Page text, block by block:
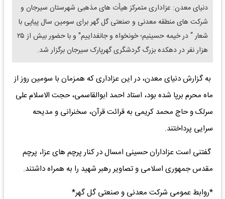
دنیای معدن: عزاداری متمرکز هیأت های مذهبی شهرستان سیرجان و
شرکت های منطقه معدنی و صنعتی گل گهر برای سومین سال پیاپی با
شعار “ در خیمه حسینیم؛ خونخواه و جانفداییم" و با حضور بیش از ۲۵
هزار نفر در دهکده بزرگ گردشگری گهرپارک سیرجان برگزار شد.
به گزارش دنیای معدن، در این عزاداری که همزمان با سومین روز از
ماه محرم برپا شده بود، استاد احمد ابوالقاسمی، حجت الاسلام علی
سرلک و حاج محمد کریمی به قرائت قرآن، سخنرانی و مدیحه
سرایی پرداختند.
گفتنی است عزاداران حسینی امسال در کنار پرچم های عزا، پرچم
مقدس جمهوری اسلامی و تصاویر رهبر شهید را به همراه داشتند.
*روابط عمومی شرکت معدنی و صنعتی گل گهر*